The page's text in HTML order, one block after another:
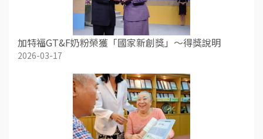
加特福GT&F奶粉榮獲「國家新創獎」～得獎說明
2026-03-17